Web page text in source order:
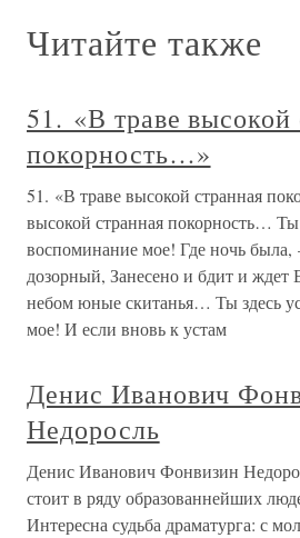
Читайте также
51. «В траве высокой
покорность…»
51. «В траве высокой странная
высокой странная покорность… Ты
воспоминание мое! Где ночь
дозорный, Занесено и бдит и
небом юные скитанья… Ты здесь
мое! И если вновь к устам
Денис Иванович
Недоросль
Денис Иванович Фонвизин
стоит в ряду образованнейших
Интересна судьба драматурга: с